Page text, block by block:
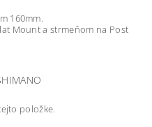
160mm.
Mount a strmeňom na Post
položke.